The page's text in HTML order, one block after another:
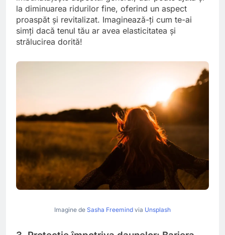
la diminuarea ridurilor fine, oferind un aspect
proaspăt și revitalizat. Imaginează-ți cum te-ai
simți dacă tenul tău ar avea elasticitatea și
strălucirea dorită!
Imagine de Sasha Freemind via Unsplash